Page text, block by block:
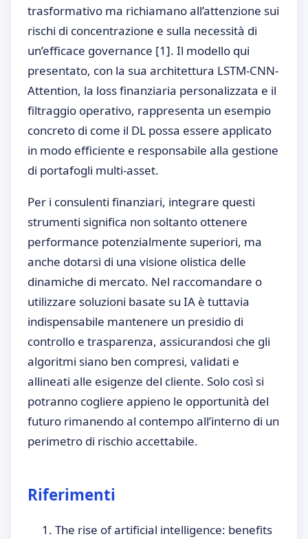
trasformativo ma richiamano all’attenzione sui
rischi di concentrazione e sulla necessità di
un’efficace governance [1]. Il modello qui
presentato, con la sua architettura LSTM-CNN-
Attention, la loss finanziaria personalizzata e il
filtraggio operativo, rappresenta un esempio
concreto di come il DL possa essere applicato
in modo efficiente e responsabile alla gestione
di portafogli multi-asset.
Per i consulenti finanziari, integrare questi
strumenti significa non soltanto ottenere
performance potenzialmente superiori, ma
anche dotarsi di una visione olistica delle
dinamiche di mercato. Nel raccomandare o
utilizzare soluzioni basate su IA è tuttavia
indispensabile mantenere un presidio di
controllo e trasparenza, assicurandosi che gli
algoritmi siano ben compresi, validati e
allineati alle esigenze del cliente. Solo così si
potranno cogliere appieno le opportunità del
futuro rimanendo al contempo all’interno di un
perimetro di rischio accettabile.
Riferimenti
The rise of artificial intelligence: benefits